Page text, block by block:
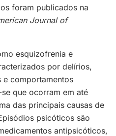
foram publicados na
Journal of
esquizofrenia e
por delírios,
e comportamentos
que ocorram em até
das principais causas de
psicóticos são
antipsicóticos,